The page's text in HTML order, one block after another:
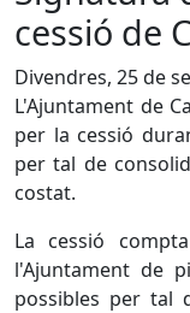
cessió de
Divendres, 25 de
L'Ajuntament de
per la cessió
per tal de
costat.
La cessió
l'Ajuntament de
possibles per tal